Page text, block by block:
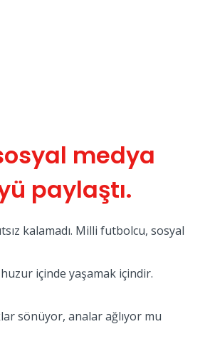
medya
paylaştı.
kalamadı. Milli futbolcu, sosyal
içinde yaşamak içindir.
sönüyor, analar ağlıyor mu